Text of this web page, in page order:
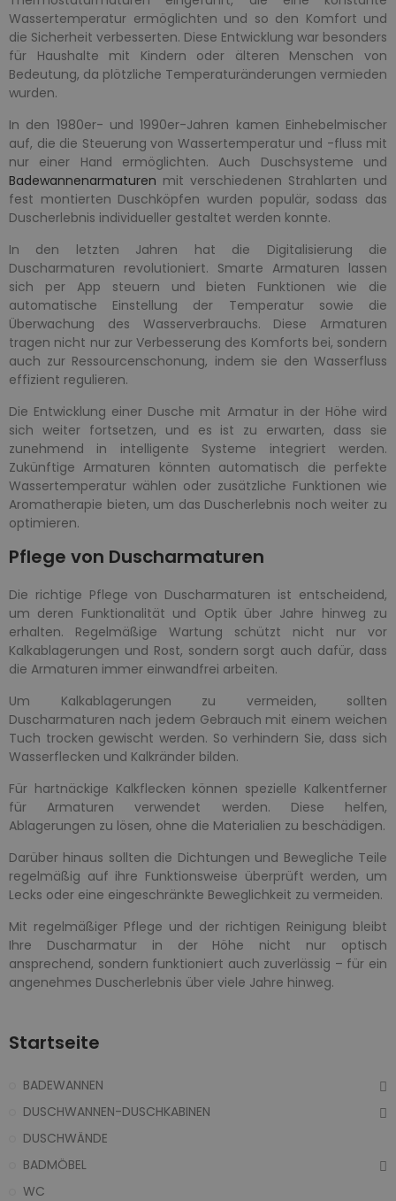
Wassertemperatur ermöglichten und so den Komfort und
die Sicherheit verbesserten. Diese Entwicklung war besonders
für Haushalte mit Kindern oder älteren Menschen von
Bedeutung, da plötzliche Temperaturänderungen vermieden
wurden.
In den 1980er- und 1990er-Jahren kamen Einhebelmischer
auf, die die Steuerung von Wassertemperatur und -fluss mit
nur einer Hand ermöglichten. Auch Duschsysteme und
Badewannenarmaturen mit verschiedenen Strahlarten und
fest montierten Duschköpfen wurden populär, sodass das
Duscherlebnis individueller gestaltet werden konnte.
In den letzten Jahren hat die Digitalisierung die
Duscharmaturen revolutioniert. Smarte Armaturen lassen
sich per App steuern und bieten Funktionen wie die
automatische Einstellung der Temperatur sowie die
Überwachung des Wasserverbrauchs. Diese Armaturen
tragen nicht nur zur Verbesserung des Komforts bei, sondern
auch zur Ressourcenschonung, indem sie den Wasserfluss
effizient regulieren.
Die Entwicklung einer Dusche mit Armatur in der Höhe wird
sich weiter fortsetzen, und es ist zu erwarten, dass sie
zunehmend in intelligente Systeme integriert werden.
Zukünftige Armaturen könnten automatisch die perfekte
Wassertemperatur wählen oder zusätzliche Funktionen wie
Aromatherapie bieten, um das Duscherlebnis noch weiter zu
optimieren.
Pflege von Duscharmaturen
Die richtige Pflege von Duscharmaturen ist entscheidend,
um deren Funktionalität und Optik über Jahre hinweg zu
erhalten. Regelmäßige Wartung schützt nicht nur vor
Kalkablagerungen und Rost, sondern sorgt auch dafür, dass
die Armaturen immer einwandfrei arbeiten.
Um Kalkablagerungen zu vermeiden, sollten
Duscharmaturen nach jedem Gebrauch mit einem weichen
Tuch trocken gewischt werden. So verhindern Sie, dass sich
Wasserflecken und Kalkränder bilden.
Für hartnäckige Kalkflecken können spezielle Kalkentferner
für Armaturen verwendet werden. Diese helfen,
Ablagerungen zu lösen, ohne die Materialien zu beschädigen.
Darüber hinaus sollten die Dichtungen und Bewegliche Teile
regelmäßig auf ihre Funktionsweise überprüft werden, um
Lecks oder eine eingeschränkte Beweglichkeit zu vermeiden.
Mit regelmäßiger Pflege und der richtigen Reinigung bleibt
Ihre Duscharmatur in der Höhe nicht nur optisch
ansprechend, sondern funktioniert auch zuverlässig – für ein
angenehmes Duscherlebnis über viele Jahre hinweg.
Startseite
BADEWANNEN
DUSCHWANNEN-DUSCHKABINEN
DUSCHWÄNDE
BADMÖBEL
WC